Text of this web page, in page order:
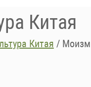
Китая
Китая / Моизм